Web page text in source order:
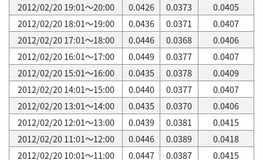
2012/02/20 19:01～20:00
0.0426 0.0373
0.0405
2012/02/20 18:01～19:00
0.0436 0.0371
0.0407
2012/02/20 17:01～18:00
0.0446 0.0368
0.0406
2012/02/20 16:01～17:00
0.0449 0.0377
0.0407
2012/02/20 15:01～16:00
0.0435 0.0378
0.0409
2012/02/20 14:01～15:00
0.0440 0.0377
0.0407
2012/02/20 13:01～14:00
0.0435 0.0370
0.0406
2012/02/20 12:01～13:00
0.0439 0.0381
0.0415
2012/02/20 11:01～12:00
0.0446 0.0389
0.0418
2012/02/20 10:01～11:00
0.0447 0.0387
0.0415